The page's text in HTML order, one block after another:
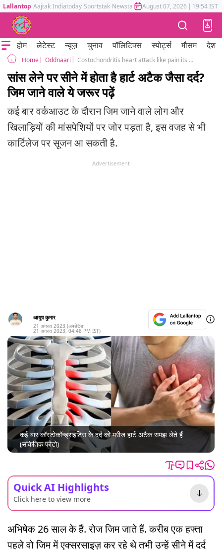
Lallantop Aajtak Indiatoday Sportstak Newstak Mumbai Tak Astrotak
August 07, 2026 | 19:54 IST
होम लेटेस्ट न्यूज़ चुनाव पॉलिटिक्स स्पोर्ट्स मौसम देश
Home Oddnaari Costochondritis heart attack like pain its causes and treatment explained by Dr Ekshit Agrawal
सांस लेने पर सीने में होता है हार्ट अटैक जैसा दर्द?
जिम जाने वाले ये जरूर पढ़ें
कई बार वर्कआउट के दौरान जिम जाने वाले लोग और
खिलाड़ियों की मांसपेशियों पर जोर पड़ता है, इस वजह से भी
कार्टिलेज पर सूजन आ सकती है.
Advertisement
आयूष कुमार
21 अगस्त 2023 (अपडेटेड:
21 अगस्त 2023, 04:48 PM IST)
कई बार कॉस्टोकॉन्ड्राइटिस के दर्द को मरीज हार्ट अटैक समझ लेते हैं
(सांकेतिक फोटो)
Quick AI Highlights
Click here to view more
अभिषेक 26 साल के हैं. रोज जिम जाते हैं. करीब एक हफ्ता
पहले वो जिम में एक्सरसाइज़ कर रहे थे तभी उन्हें सीने में दर्द